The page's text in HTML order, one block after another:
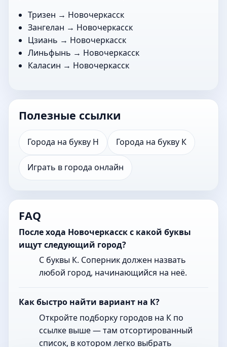
Тризен → Новочеркасск
Зангелан → Новочеркасск
Цзиань → Новочеркасск
Линьфынь → Новочеркасск
Каласин → Новочеркасск
Полезные ссылки
Города на букву Н Города на букву К
Играть в города онлайн
FAQ
После хода Новочеркасск с какой буквы
ищут следующий город?
С буквы К. Соперник должен назвать
любой город, начинающийся на неё.
Как быстро найти вариант на К?
Откройте подборку городов на К по
ссылке выше — там отсортированный
список, в котором легко выбрать